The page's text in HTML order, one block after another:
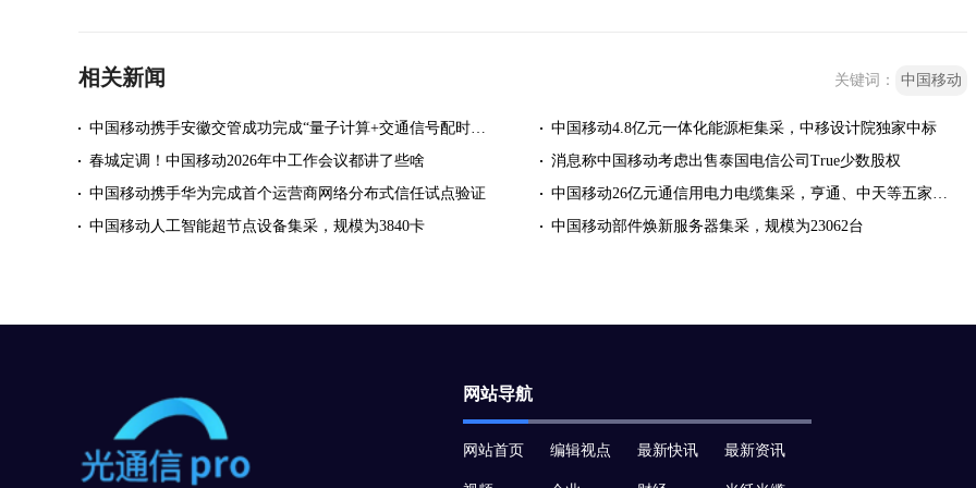
相关新闻 关键词： 中国移动
中国移动4.8亿元一体化能源柜集采，中移设计院独家中标
春城定调！中国移动2026年中工作会议都讲了些啥
消息称中国移动考虑出售泰国电信公司True少数股权
中国移动携手华为完成首个运营商网络分布式信任试点验证
中国移动人工智能超节点设备集采，规模为3840卡
中国移动部件焕新服务器集采，规模为23062台
网站导航
网站首页 编辑视点 最新快讯 最新资讯